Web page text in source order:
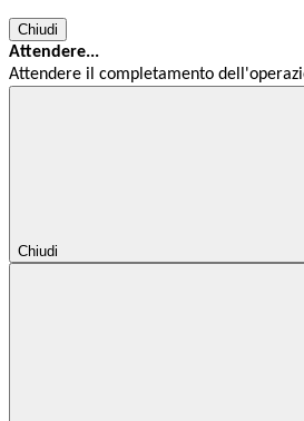
Chiudi
Attendere...
Attendere il completamento
Chiudi